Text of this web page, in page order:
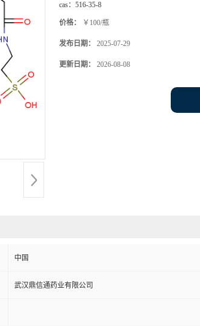
cas： 516-35-8
价格： ￥100/瓶
发布日期： 2025-07-29
更新日期： 2026-08-08
中国
武汉鼎信通药业有限公司